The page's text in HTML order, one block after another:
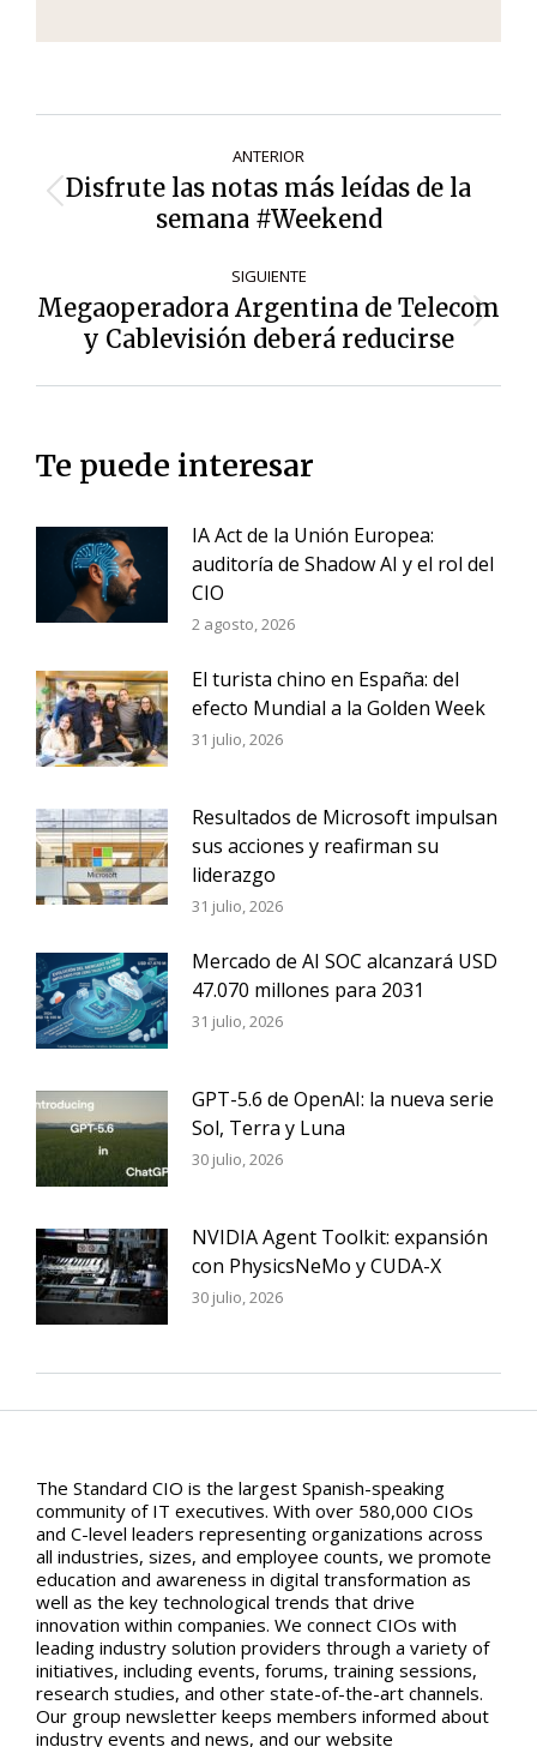
de
entradas
ANTERIOR
Entrada
anterior:
Disfrute las notas más leídas de la
semana #Weekend
SIGUIENTE
Siguiente
entrada:
Megaoperadora Argentina de Telecom
y Cablevisión deberá reducirse
Te puede interesar
IA Act de la Unión Europea:
auditoría de Shadow AI y el rol del
CIO
2 agosto, 2026
El turista chino en España: del
efecto Mundial a la Golden Week
31 julio, 2026
Resultados de Microsoft impulsan
sus acciones y reafirman su
liderazgo
31 julio, 2026
Mercado de AI SOC alcanzará USD
47.070 millones para 2031
31 julio, 2026
GPT-5.6 de OpenAI: la nueva serie
Sol, Terra y Luna
30 julio, 2026
NVIDIA Agent Toolkit: expansión
con PhysicsNeMo y CUDA-X
30 julio, 2026
The Standard CIO is the largest Spanish-speaking
community of IT executives. With over 580,000 CIOs
and C-level leaders representing organizations across
all industries, sizes, and employee counts, we promote
education and awareness in digital transformation as
well as the key technological trends that drive
innovation within companies. We connect CIOs with
leading industry solution providers through a variety of
initiatives, including events, forums, training sessions,
research studies, and other state-of-the-art channels.
Our group newsletter keeps members informed about
industry events and news, and our website